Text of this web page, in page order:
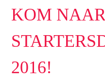
KOM
2016!